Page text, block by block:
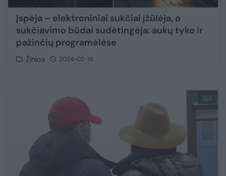
Įspėja – elektroniniai sukčiai įžūlėja, o
sukčiavimo būdai sudėtingėja: aukų tyko ir
pažinčių programėlėse
Žinios 2024-02-19
3